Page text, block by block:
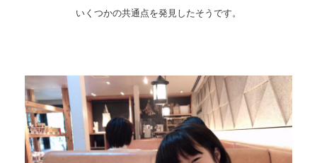
いくつかの共通点を発見したそうです。